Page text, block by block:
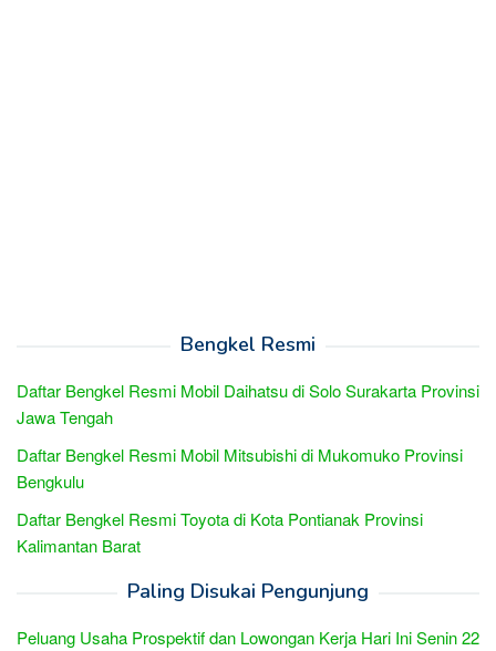
Bengkel Resmi
Daftar Bengkel Resmi Mobil Daihatsu di Solo Surakarta Provinsi
Jawa Tengah
Daftar Bengkel Resmi Mobil Mitsubishi di Mukomuko Provinsi
Bengkulu
Daftar Bengkel Resmi Toyota di Kota Pontianak Provinsi
Kalimantan Barat
Paling Disukai Pengunjung
Peluang Usaha Prospektif dan Lowongan Kerja Hari Ini Senin 22